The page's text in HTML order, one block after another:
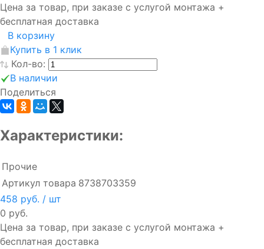
Цена за товар, при заказе с услугой монтажа +
бесплатная доставка
В корзину
Купить в 1 клик
Кол-во:
В наличии
Поделиться
Характеристики:
Прочие
Артикул товара 8738703359
458 руб. / шт
0 руб.
Цена за товар, при заказе с услугой монтажа +
бесплатная доставка